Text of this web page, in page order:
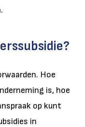
Hoe
is, hoe
op kunt
in